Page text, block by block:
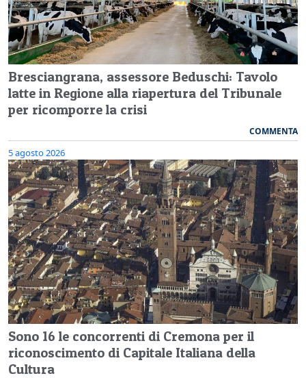
Bresciangrana, assessore Beduschi: Tavolo
latte in Regione alla riapertura del Tribunale
per ricomporre la crisi
COMMENTA
5 agosto 2026
Sono 16 le concorrenti di Cremona per il
riconoscimento di Capitale Italiana della
Cultura